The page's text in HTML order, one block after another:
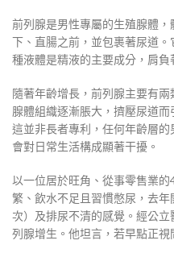
前列腺是男性專屬的生殖腺體
下、直腸之前，並包裹著尿道
種液體是精液的主要成分，肩負
隨著年齡增長，前列腺主要有
腺體組織逐漸脹大，擠壓尿道
這並非長者專利，任何年齡層
會對日常生活構成顯著干擾。
以一位居於旺角、從事零售業
繁、飲水不足且習慣憋尿，去
次）及排尿不清的感覺。經公
列腺增生。他坦言，若早點正視